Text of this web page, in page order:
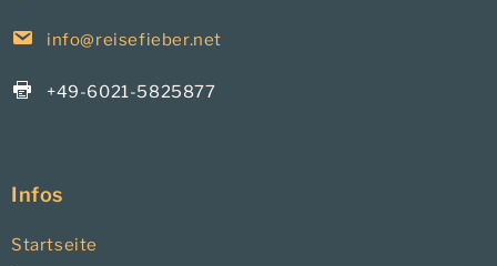
info@reisefieber.net
+49-6021-5825877
Infos
Startseite